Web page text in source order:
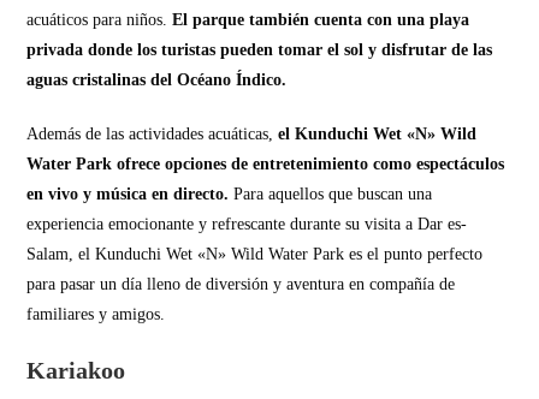
acuáticos para niños.El parque también cuenta con una playa
privada donde los turistas pueden tomar el sol y disfrutar de las
aguas cristalinas del Océano Índico.
Además de las actividades acuáticas,el Kunduchi Wet «N» Wild
Water Park ofrece opciones de entretenimiento como espectáculos
en vivo y música en directo. Para aquellos que buscan una
experiencia emocionante y refrescante durante su visita a Dar es-
Salam, el Kunduchi Wet «N» Wild Water Park es el punto perfecto
para pasar un día lleno de diversión y aventura en compañía de
familiares y amigos.
Kariakoo